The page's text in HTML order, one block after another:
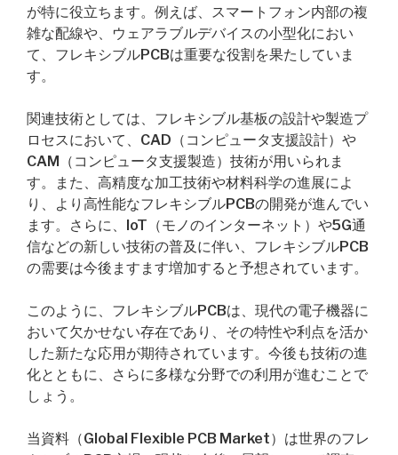
が特に役立ちます。例えば、スマートフォン内部の複
雑な配線や、ウェアラブルデバイスの小型化におい
て、フレキシブルPCBは重要な役割を果たしていま
す。
関連技術としては、フレキシブル基板の設計や製造プ
ロセスにおいて、CAD（コンピュータ支援設計）や
CAM（コンピュータ支援製造）技術が用いられま
す。また、高精度な加工技術や材料科学の進展によ
り、より高性能なフレキシブルPCBの開発が進んでい
ます。さらに、IoT（モノのインターネット）や5G通
信などの新しい技術の普及に伴い、フレキシブルPCB
の需要は今後ますます増加すると予想されています。
このように、フレキシブルPCBは、現代の電子機器に
おいて欠かせない存在であり、その特性や利点を活か
した新たな応用が期待されています。今後も技術の進
化とともに、さらに多様な分野での利用が進むことで
しょう。
当資料（Global Flexible PCB Market）は世界のフレ